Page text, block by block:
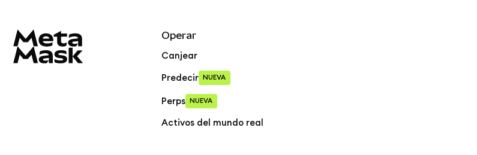
Operar
Canjear
Predecir NUEVA
Perps NUEVA
Activos del mundo real